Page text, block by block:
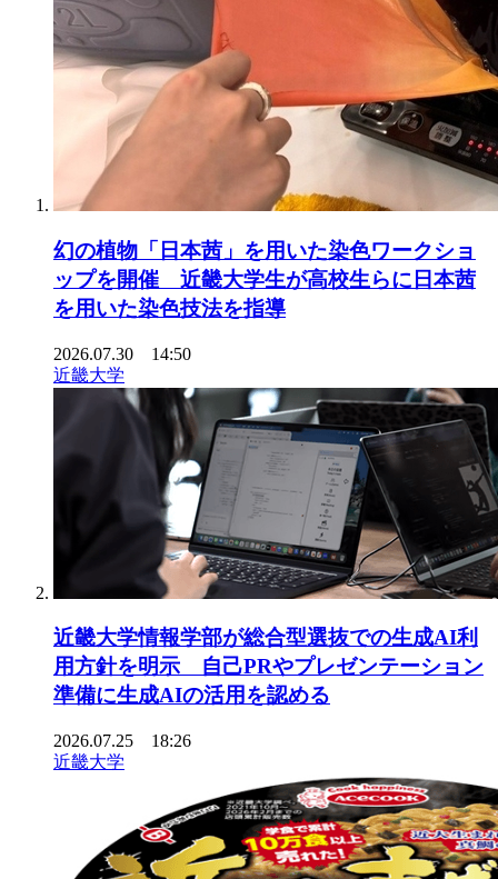
幻の植物「日本茜」を用いた染色ワークショ
ップを開催 近畿大学生が高校生らに日本茜
を用いた染色技法を指導
2026.07.30 14:50
近畿大学
近畿大学情報学部が総合型選抜での生成AI利
用方針を明示 自己PRやプレゼンテーション
準備に生成AIの活用を認める
2026.07.25 18:26
近畿大学